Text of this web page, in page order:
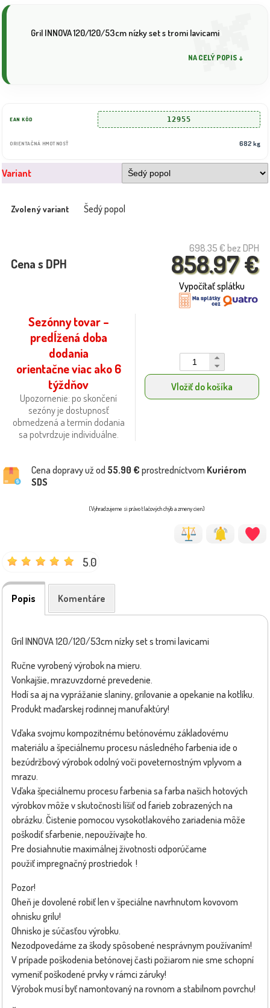
Gril INNOVA 120/120/53cm nízky set s tromi lavicami
NA CELÝ POPIS ↓
EAN KÓD 12955
ORIENTAČNÁ HMOTNOSŤ 682 kg
Variant
Zvolený variant Šedý popol
698.35 € bez DPH
858.97 €
Cena s DPH
Vypočítať splátku
Sezónny tovar –
predĺžená doba
dodania
orientačne viac ako 6
týždňov
Upozornenie: po skončení
sezóny je dostupnosť
obmedzená a termín dodania
sa potvrdzuje individuálne.
Vložiť do košíka
Cena dopravy už od 55.90 € prostredníctvom Kuriérom
SDS
(Vyhradzujeme si právo tlačových chýb a zmeny cien)
5.0
Popis Komentáre
Gril INNOVA 120/120/53cm nízky set s tromi lavicami
Ručne vyrobený výrobok na mieru.
Vonkajšie, mrazuvzdorné prevedenie.
Hodí sa aj na vyprážanie slaniny, grilovanie a opekanie na kotlíku.
Produkt maďarskej rodinnej manufaktúry!
Vďaka svojmu kompozitnému betónovému základovému
materiálu a špeciálnemu procesu následného farbenia ide o
bezúdržbový výrobok odolný voči poveternostným vplyvom a
mrazu.
Vďaka špeciálnemu procesu farbenia sa farba našich hotových
výrobkov môže v skutočnosti líšiť od farieb zobrazených na
obrázku. Čistenie pomocou vysokotlakového zariadenia môže
poškodiť sfarbenie, nepoužívajte ho.
Pre dosiahnutie maximálnej životnosti odporúčame
použiť impregnačný prostriedok !
Pozor!
Oheň je dovolené robiť len v špeciálne navrhnutom kovovom
ohnisku grilu!
Ohnisko je súčasťou výrobku.
Nezodpovedáme za škody spôsobené nesprávnym používaním!
V prípade poškodenia betónovej časti požiarom nie sme schopní
vymeniť poškodené prvky v rámci záruky!
Výrobok musí byť namontovaný na rovnom a stabilnom povrchu!